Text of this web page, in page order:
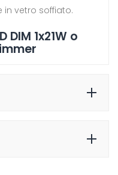
in vetro soffiato.
DIM 1x21W o